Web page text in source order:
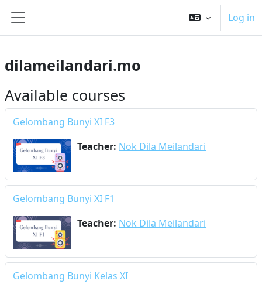
Side panel
Log in
dilameilandari.mo
Available courses
Gelombang Bunyi XI F3
Teacher: Nok Dila Meilandari
Gelombang Bunyi XI F1
Teacher: Nok Dila Meilandari
Gelombang Bunyi Kelas XI